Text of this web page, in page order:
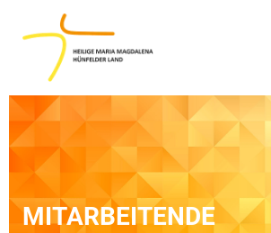
MITARBEITENDE